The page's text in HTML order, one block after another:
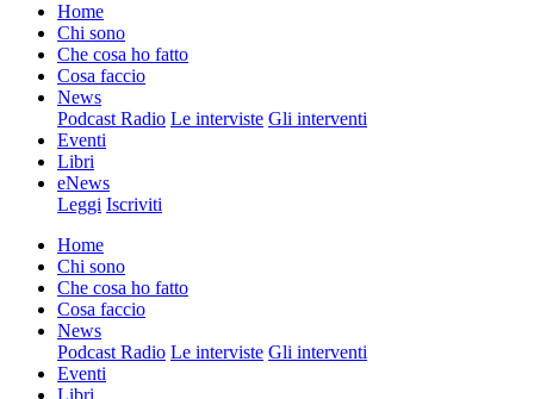
Home
Chi sono
Che cosa ho fatto
Cosa faccio
News
Podcast Radio Le interviste Gli interventi
Eventi
Libri
eNews
Leggi Iscriviti
Home
Chi sono
Che cosa ho fatto
Cosa faccio
News
Podcast Radio Le interviste Gli interventi
Eventi
Libri